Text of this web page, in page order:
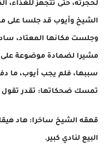
لحجرته، حتى تتجهز للغذاء،
الشيخ وأيوب قد جلسا على
وجلست مكانها المعتاد،
مشيرا لضمادة موضوعة على
سببها، فلم يجب أيوب، ما
تمسك ضحكاتها: تقدر تقول
قهقه الشيخ ساخرا: هاد
البيع لنادي كبير.